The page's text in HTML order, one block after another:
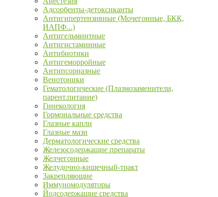
Адсорбенты-детоксиканты
Антигипертензивные (Мочегонные, БКК,
ИАПФ...)
Антигельминтные
Антигистаминные
Антибиотики
Антигеморройные
Антипсориазные
Венотоники
Гематологические (Плазмозаменители,
парент.питание)
Гинекология
Гормональные средства
Глазные капли
Глазные мази
Дерматологические средства
Железосодержащие препараты
Желчегонные
Желудочно-кишечный-тракт
Закрепляющие
Иммуномодуляторы
Йодсодержащие средства